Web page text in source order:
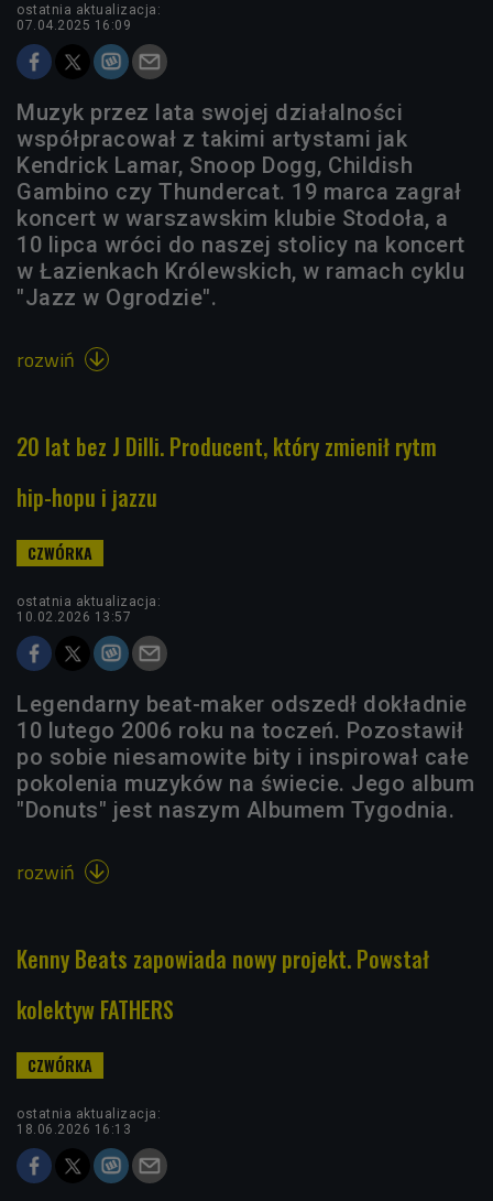
ostatnia aktualizacja:
07.04.2025 16:09
Muzyk przez lata swojej działalności
współpracował z takimi artystami jak
Kendrick Lamar, Snoop Dogg, Childish
Gambino czy Thundercat. 19 marca zagrał
koncert w warszawskim klubie Stodoła, a
10 lipca wróci do naszej stolicy na koncert
w Łazienkach Królewskich, w ramach cyklu
"Jazz w Ogrodzie".
rozwiń 
20 lat bez J Dilli. Producent, który zmienił rytm
hip-hopu i jazzu
ostatnia aktualizacja:
10.02.2026 13:57
Legendarny beat-maker odszedł dokładnie
10 lutego 2006 roku na toczeń. Pozostawił
po sobie niesamowite bity i inspirował całe
pokolenia muzyków na świecie. Jego album
"Donuts" jest naszym Albumem Tygodnia.
rozwiń 
Kenny Beats zapowiada nowy projekt. Powstał
kolektyw FATHERS
ostatnia aktualizacja:
18.06.2026 16:13